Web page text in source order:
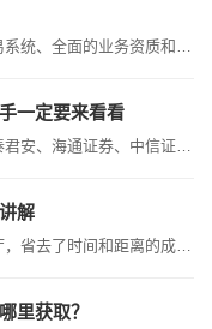
银河证券作为头部国资券商，凭借稳定的交易系统、全面的业务资质和多年的行业口碑，是很多投资者开户的首选平台。线上开户全程 10 分钟左右即可完成，无需线下临柜，备好基础资料就能轻松办理，新手也能快速上手。一、开户前必备准备本人二代身份证，需在有效期内，信息完整清晰。本人一类银行储蓄卡，主流银行均可正常绑定，限制类卡片无法签约。实名手机号，与银行预留信息一致，可正常接收短信验证。手机摄像录音功能正常，保持环境光线充足，方便完成视频核验。二、正规开户渠道介绍官方 APP 是日常开户的主...
一定要来看看
开户比较靠谱的证券公司有：中金财富、国泰君安、海通证券、中信证券等等，我们可以从综合实力，国内排名，规模，服务质量等几个方面来选择，主要还要结合自己的实际情况，找到适合自己的，如果不知道具体选择哪家，可以联系线上客户经理，因为客户经理会根据您的需求推荐适合您的证券公司，同时可以为您免费提供相关的理财知识。简单介绍几家开户比较靠谱的证券公司：1.中金财富证券中金公司于2015年11月9日在香港交所主板上市。中金公司的主营业务有人民币特种股票、人民币普通股票、境外发行股票、境内外政...
解
海通证券线上开户非常简单，不用跑到营业厅，省去了时间和距离的成本，只需要准备好本人的身份证、银行卡和一部网络顺畅的智能手机。然后开户前一定要提前联系银行证券的线上客户经理，通过扫描他们提供的开户二维码可以免费开通一个低佣金账户，非常划算，让您少走弯路。海通证券线上开户的详细流程：1.联系券商客户经理拿到专属低佣金开户二维码；2.根据软件提示上传自己的身份证照片，照片一定要清晰无遮挡，检查一下识别的信息有没有问题；3.视频和语音认证，表明您是本人开通即可；4.设置6位数交易密码和资...
里获取？